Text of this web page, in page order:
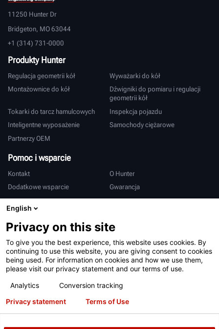
11250 Hunter Dr
Bridgeton, MO 63044
+1 (314) 731-0000
Produkty Hunter
Regulacja geometrii kół
Wyważarki do kół
Montażownice do kół
Dźwigniki do pomiaru i regulacji
geometrii kół
Tokarki do tarcz hamulcowych
Inspekcja pojazdu
Inteligentne wyposażenie
Samochody ciężarowe
Partnerzy OEM
Pomoc i wsparcie
Kontakt
O Hunter
Dodatkowe wsparcie
Gwarancja
Międzynarodowy
Sprzedaż i serwis
Warunki użytkowania Polityka prywatności
Logowanie
English
Privacy on this site
To give you the best experience, this website uses cookies. By
continuing to use this website, you are giving consent to cookies
being used. For information on cookies and how we use them,
please visit our privacy statement and our terms of use.
Analytics
Conversion tracking
Privacy statement
Terms of Use